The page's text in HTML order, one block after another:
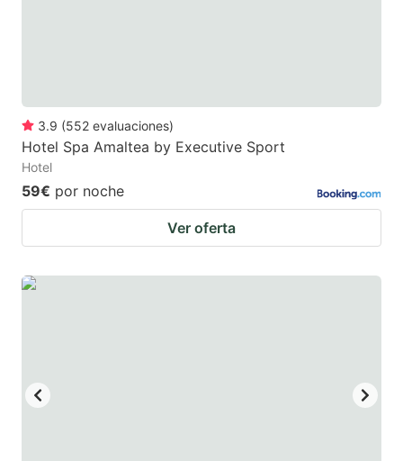
keyboard
shortcuts
for
changing
dates.
keyboard
for
dates.
3.9 (552 evaluaciones)
Hotel Spa Amaltea by Executive Sport
Hotel
59€ por noche
Ver oferta